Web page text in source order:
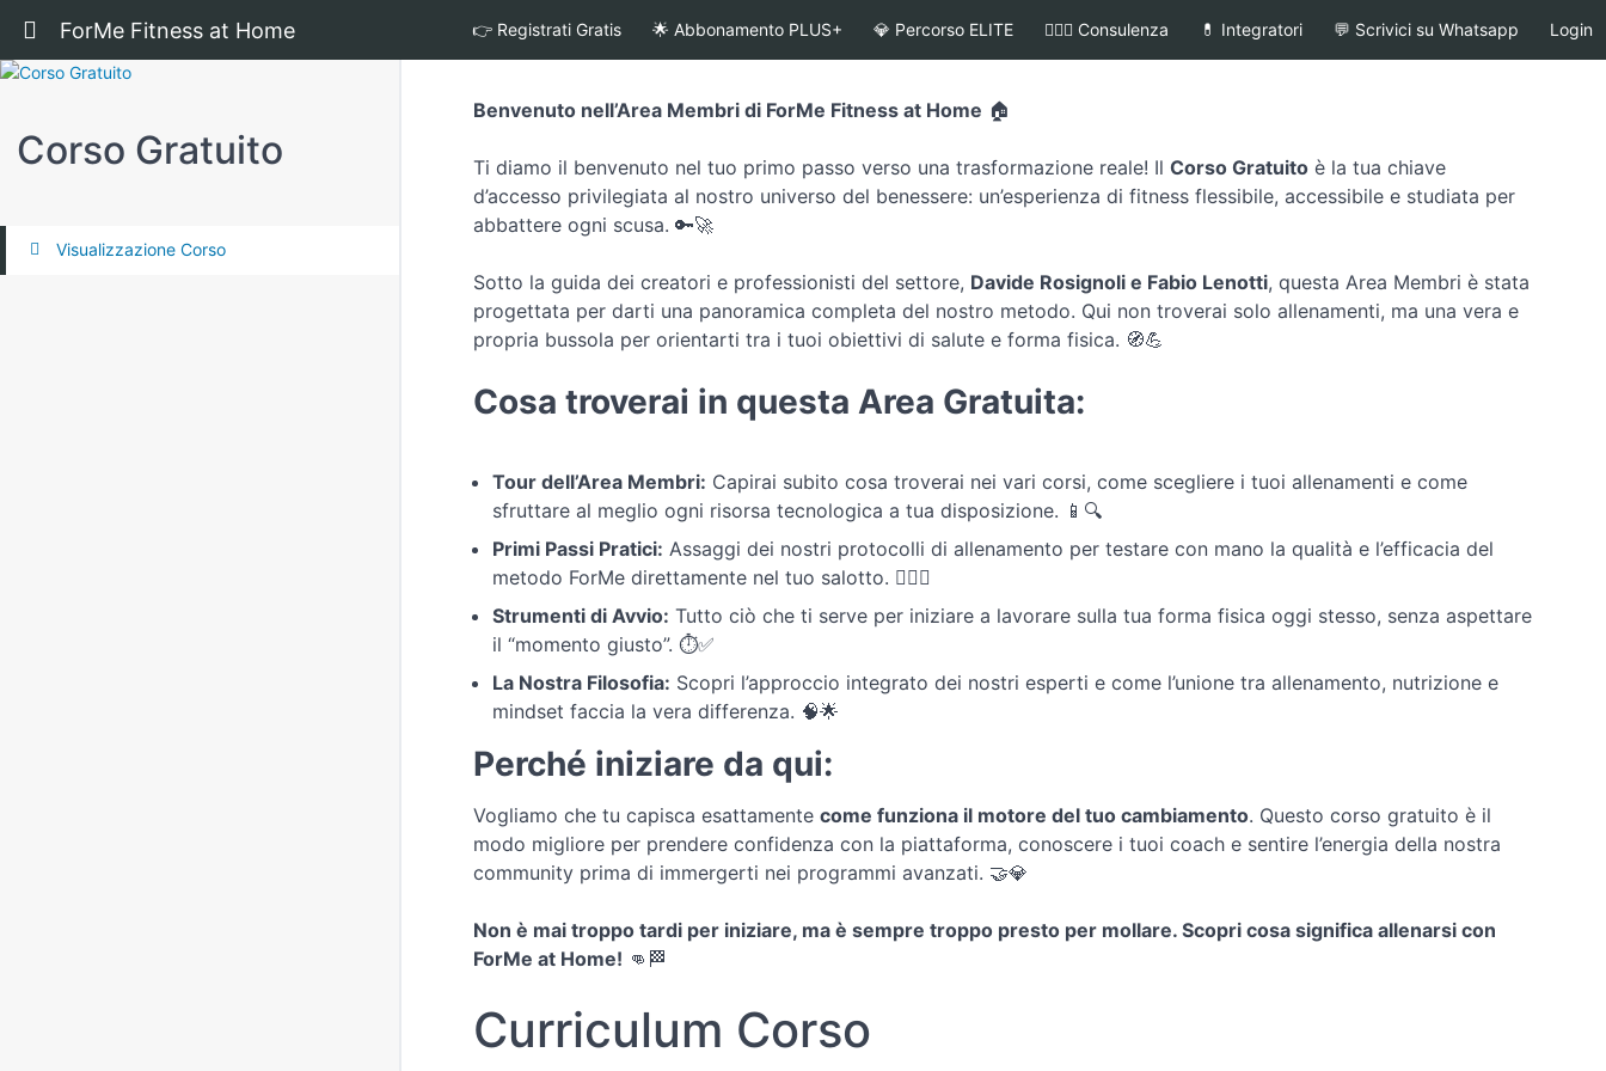
Return to all corsi
ForMe Fitness at Home 👉 Registrati Gratis 🌟 Abbonamento PLUS+ 💎 Percorso ELITE 👩🏻‍⚕️ Consulenza 💊 Integratori 💬 Scrivici su Whatsapp Login
Corso Gratuito
Visualizzazione Corso
Benvenuto nell’Area Membri di ForMe Fitness at Home 🏠
Ti diamo il benvenuto nel tuo primo passo verso una trasformazione reale! Il Corso Gratuito è la tua chiave
d’accesso privilegiata al nostro universo del benessere: un’esperienza di fitness flessibile, accessibile e studiata per
abbattere ogni scusa. 🔑🚀
Sotto la guida dei creatori e professionisti del settore, Davide Rosignoli e Fabio Lenotti, questa Area Membri è stata
progettata per darti una panoramica completa del nostro metodo. Qui non troverai solo allenamenti, ma una vera e
propria bussola per orientarti tra i tuoi obiettivi di salute e forma fisica. 🧭💪
Cosa troverai in questa Area Gratuita:
Tour dell’Area Membri: Capirai subito cosa troverai nei vari corsi, come scegliere i tuoi allenamenti e come
sfruttare al meglio ogni risorsa tecnologica a tua disposizione. 📱🔍
Primi Passi Pratici: Assaggi dei nostri protocolli di allenamento per testare con mano la qualità e l’efficacia del
metodo ForMe direttamente nel tuo salotto. 🏋️‍♂️🔥
Strumenti di Avvio: Tutto ciò che ti serve per iniziare a lavorare sulla tua forma fisica oggi stesso, senza aspettare
il “momento giusto”. ⏱️✅
La Nostra Filosofia: Scopri l’approccio integrato dei nostri esperti e come l’unione tra allenamento, nutrizione e
mindset faccia la vera differenza. 🧠🌟
Perché iniziare da qui:
Vogliamo che tu capisca esattamente come funziona il motore del tuo cambiamento. Questo corso gratuito è il
modo migliore per prendere confidenza con la piattaforma, conoscere i tuoi coach e sentire l’energia della nostra
community prima di immergerti nei programmi avanzati. 🤝💎
Non è mai troppo tardi per iniziare, ma è sempre troppo presto per mollare. Scopri cosa significa allenarsi con
ForMe at Home! 👊🏁
Curriculum Corso